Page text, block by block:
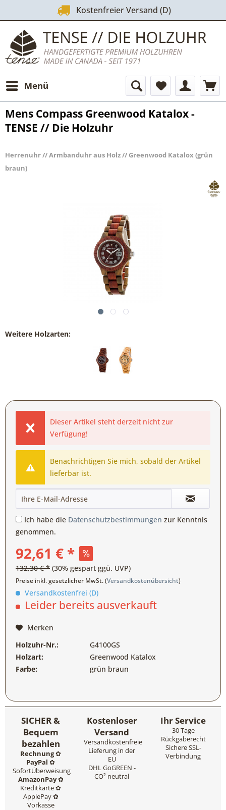
Kostenfreier Versand (D)
Menü
Mens Compass Greenwood Katalox -
TENSE // Die Holzuhr
Herrenuhr // Armbanduhr aus Holz // Greenwood Katalox (grün
braun)
Weitere Holzarten:
Dieser Artikel steht derzeit nicht zur
Verfügung!
Benachrichtigen Sie mich, sobald der Artikel
lieferbar ist.
Ich habe die Datenschutzbestimmungen zur Kenntnis
genommen.
92,61 € *
132,30 € * (30% gespart ggü. UVP)
Preise inkl. gesetzlicher MwSt. (Versandkostenübersicht)
Versandkostenfrei (D)
Leider bereits ausverkauft
Merken
Holzuhr-Nr.:
G4100GS
Holzart:
Greenwood Katalox
Farbe:
grün braun
SICHER &
Bequem
bezahlen
Rechnung✿
PayPal ✿
SofortÜberweisung
AmazonPay✿
Kreditkarte ✿
ApplePay ✿
Vorkasse
Kostenloser
Versand
Versandkostenfreie
Lieferung in der
EU
DHL GoGREEN -
CO² neutral
Ihr Service
30 Tage
Rückgaberecht
Sichere SSL-
Verbindung